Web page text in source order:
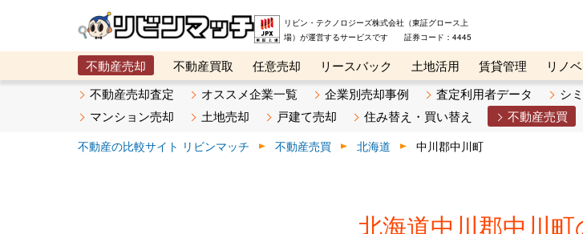
リビン・テクノロジーズ株式会社（東証グロース上
場）が運営するサービスです 証券コード：4445
不動産売却 不動産買取 任意売却 リースバック 土地活用 賃貸管理 リノ
メタ住宅展示場
ベスト不動産カンパニー オンライン講座 リビンマガジンBiz 不
不動産売却査定 オススメ企業一覧 企業別売却事例 査定利用者データ
シ
マンション売却
土地売却 戸建て売却 住み替え・買い替え 不動産売買
不動産の比較サイト リビンマッチ 不動産売買 北海道 中川郡中川町
北海道中川郡中川